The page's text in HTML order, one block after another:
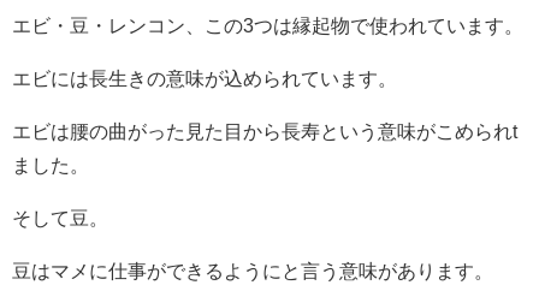
エビ・豆・レンコン、この3つは縁起物で使われています。
エビには長生きの意味が込められています。
エビは腰の曲がった見た目から長寿という意味がこめられt
ました。
そして豆。
豆はマメに仕事ができるようにと言う意味があります。